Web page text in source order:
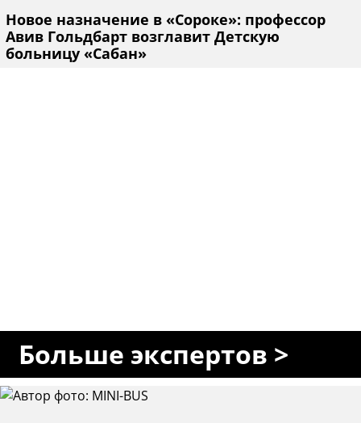
Новое назначение в «Сороке»: профессор
Авив Гольдбарт возглавит Детскую
больницу «Сабан»
Больше экспертов >